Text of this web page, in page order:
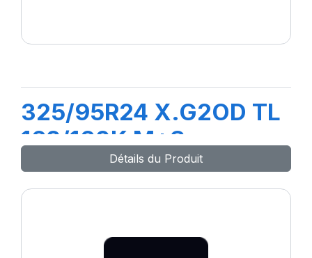
325/95R24 X.G2OD TL
162/160K M+S
Détails du Produit